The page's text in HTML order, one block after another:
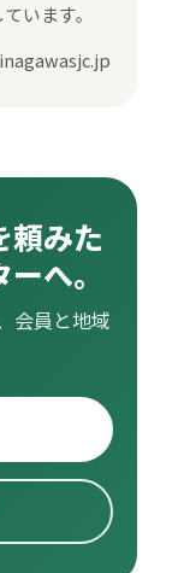
います。
頼みた
へ。
会員と地域